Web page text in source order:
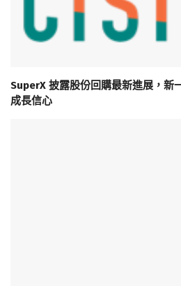
SuperX 披露股份回購最新進展，新
成長信心